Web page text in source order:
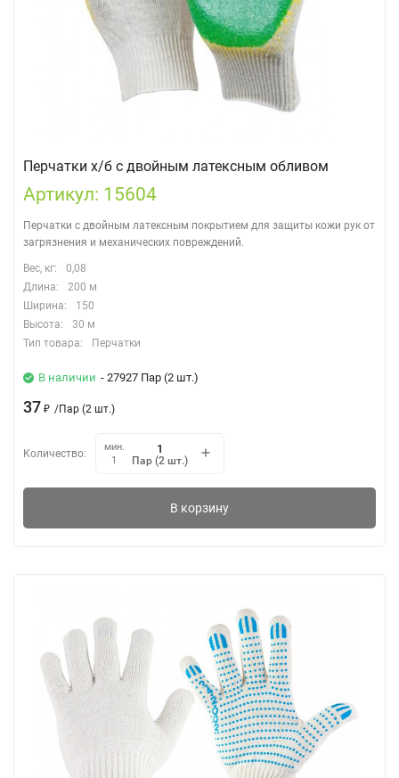
Перчатки х/б с двойным латексным обливом
Артикул: 15604
Перчатки с двойным латексным покрытием для защиты кожи рук от
загрязнения и механических повреждений.
Вес, кг:
0,08
Длина:
200 м
Ширина:
150
Высота:
30 м
Тип товара:
Перчатки
В наличии - 27927 Пар (2 шт.)
37 ₽ /Пар (2 шт.)
Количество:
мин.
1
Пар (2 шт.)
В корзину